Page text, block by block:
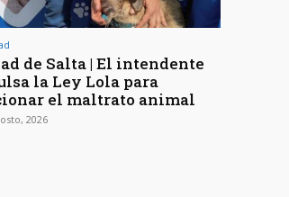
de Salta | El intendente
la Ley Lola para
el maltrato animal
2026